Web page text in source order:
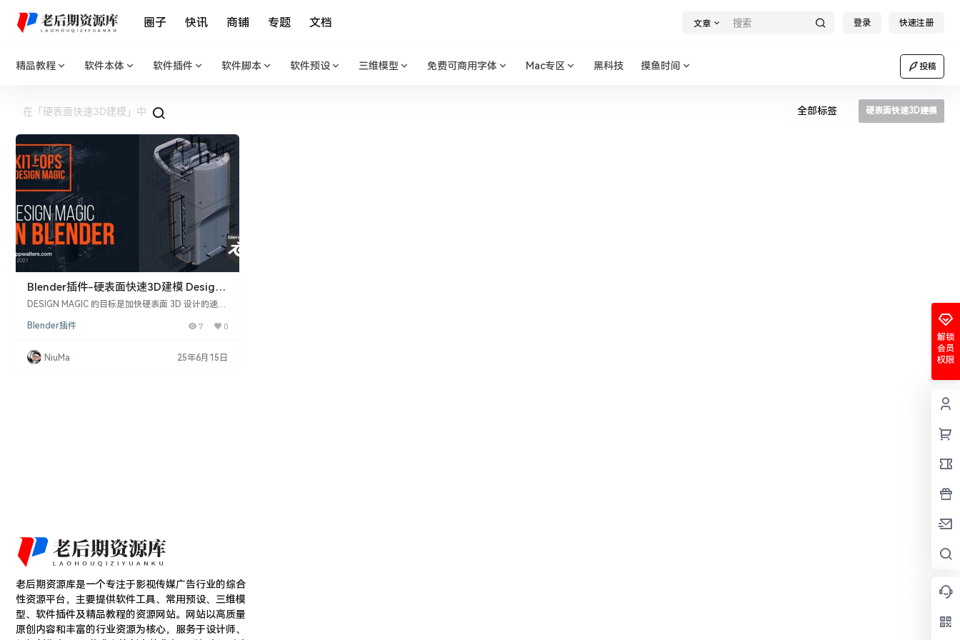
圈子 快讯 商铺 专题 文档 文章 登录 快速注册
精品教程 软件本体 软件插件 软件脚本 软件预设 三维模型 免费可商用字体 Mac专区 黑科技 摸鱼时间 投稿
全部标签 硬表面快速3D建模
Blender插件-硬表面快速3D建模 Design
Magic V1.0.2
DESIGN MAGIC 的目标是加快硬表面 3D 设计的速度
更新的 KIT OPS 插件。 DESIGN MAGIC 的核心是 2
直接在对象上拖放和建模。 它与 KIT OPS 2 PRO 配
合使用，并利用所有新的捕捉功能，同时让您通过可
Blender插件 7 0
NiuMa 25年6月15日
解锁
会员
权限
老后期资源库是一个专注于影视传媒广告行业的综合
性资源平台，主要提供软件工具、常用预设、三维模
型、软件插件及精品教程的资源网站。网站以高质量
原创内容和丰富的行业资源为核心，服务于设计师、